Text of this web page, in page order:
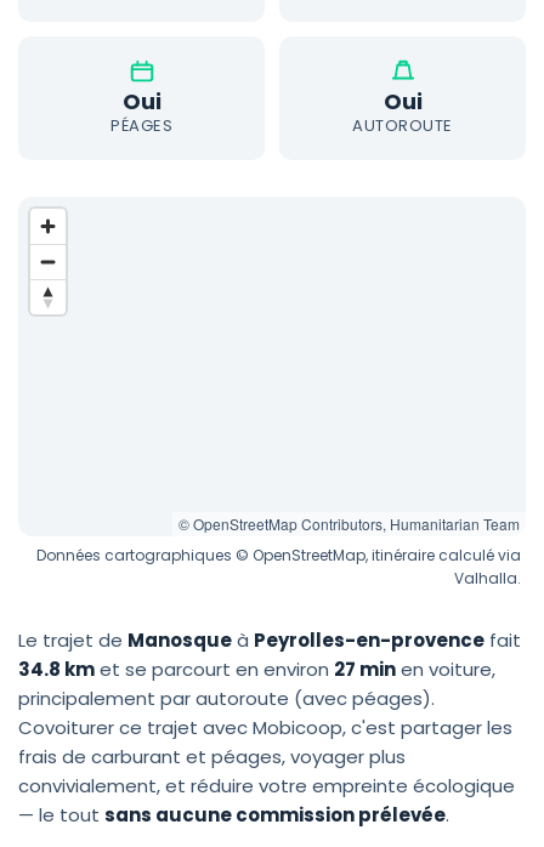
Oui
PÉAGES
Oui
AUTOROUTE
© OpenStreetMap Contributors, Humanitarian Team
Données cartographiques © OpenStreetMap, itinéraire calculé via
Valhalla.
Le trajet de Manosqueà Peyrolles-en-provence fait
34.8 kmet se parcourt en environ 27 minen voiture,
principalement par autoroute (avec péages).
Covoiturer ce trajet avec Mobicoop, c'est partager les
frais de carburant et péages, voyager plus
convivialement, et réduire votre empreinte écologique
— le tout sans aucune commission prélevée.